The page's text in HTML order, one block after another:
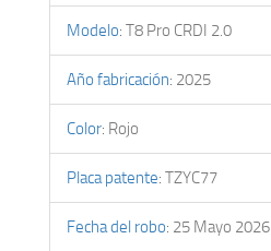
Modelo: T8 Pro CRDI 2.0
Año fabricación: 2025
Color: Rojo
Placa patente: TZYC77
Fecha del robo: 25 Mayo 2026